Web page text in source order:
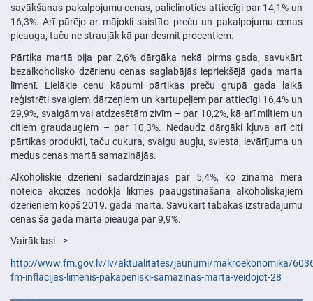
savākšanas pakalpojumu cenas, palielinoties attiecīgi par 14,1% un
16,3%. Arī pārējo ar mājokli saistīto preču un pakalpojumu cenas
pieauga, taču ne straujāk kā par desmit procentiem.
Pārtika martā bija par 2,6% dārgāka nekā pirms gada, savukārt
bezalkoholisko dzērienu cenas saglabājās iepriekšējā gada marta
līmenī. Lielākie cenu kāpumi pārtikas preču grupā gada laikā
reģistrēti svaigiem dārzeņiem un kartupeļiem par attiecīgi 16,4% un
29,9%, svaigām vai atdzesētām zivīm – par 10,2%, kā arī miltiem un
citiem graudaugiem – par 10,3%. Nedaudz dārgāki kļuva arī citi
pārtikas produkti, taču cukura, svaigu augļu, sviesta, ievārījuma un
medus cenas martā samazinājās.
Alkoholiskie dzērieni sadārdzinājās par 5,4%, ko zināmā mērā
noteica akcīzes nodokļa likmes paaugstināšana alkoholiskajiem
dzērieniem kopš 2019. gada marta. Savukārt tabakas izstrādājumu
cenas šā gada martā pieauga par 9,9%.
Vairāk lasi -->
http://www.fm.gov.lv/lv/aktualitates/jaunumi/makroekonomika/
fm-inflacijas-limenis-pakapeniski-samazinas-marta-veidojot-28